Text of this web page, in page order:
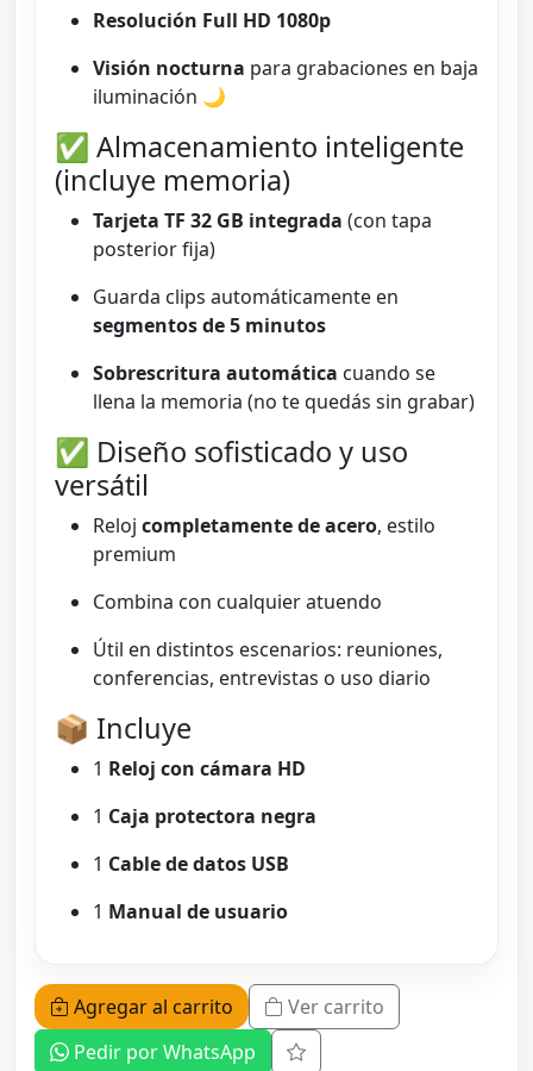
Resolución Full HD 1080p
Visión nocturna para grabaciones en baja
iluminación 🌙
✅ Almacenamiento inteligente
(incluye memoria)
Tarjeta TF 32 GB integrada (con tapa
posterior fija)
Guarda clips automáticamente en
segmentos de 5 minutos
Sobrescritura automática cuando se
llena la memoria (no te quedás sin grabar)
✅ Diseño sofisticado y uso
versátil
Reloj completamente de acero, estilo
premium
Combina con cualquier atuendo
Útil en distintos escenarios: reuniones,
conferencias, entrevistas o uso diario
📦 Incluye
1 Reloj con cámara HD
1 Caja protectora negra
1 Cable de datos USB
1 Manual de usuario
Agregar al carrito
Ver carrito
Pedir por WhatsApp